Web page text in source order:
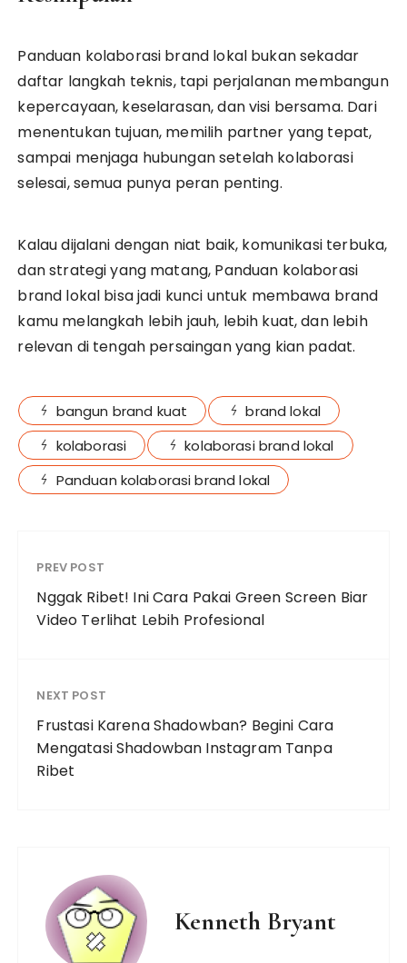
Panduan kolaborasi brand lokal bukan sekadar
daftar langkah teknis, tapi perjalanan membangun
kepercayaan, keselarasan, dan visi bersama. Dari
menentukan tujuan, memilih partner yang tepat,
sampai menjaga hubungan setelah kolaborasi
selesai, semua punya peran penting.
Kalau dijalani dengan niat baik, komunikasi terbuka,
dan strategi yang matang, Panduan kolaborasi
brand lokal bisa jadi kunci untuk membawa brand
kamu melangkah lebih jauh, lebih kuat, dan lebih
relevan di tengah persaingan yang kian padat.
bangun brand kuat
brand lokal
kolaborasi
kolaborasi brand lokal
Panduan kolaborasi brand lokal
PREV POST
Nggak Ribet! Ini Cara Pakai Green Screen Biar
Video Terlihat Lebih Profesional
NEXT POST
Frustasi Karena Shadowban? Begini Cara
Mengatasi Shadowban Instagram Tanpa
Ribet
Kenneth Bryant